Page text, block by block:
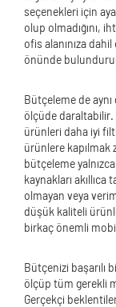
seçenekleri için
olup olmadığını,
ofis alanınıza
önünde
Bütçeleme de
ölçüde daraltabilir.
ürünleri daha iyi
ürünlere kapılmak
bütçeleme
kaynakları
olmayan veya
düşük kaliteli
birkaç önemli
Bütçenizi başarılı
ölçüp tüm gerekli
Gerçekçi